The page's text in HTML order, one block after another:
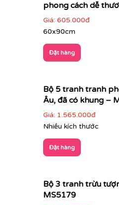
phong cách dễ
Giá: 605.000đ
60x90cm
Đặt hàng
Bộ 5 tranh tranh
Âu, đã có khung –
Giá: 1.565.000đ
Nhiều kích thước
Đặt hàng
Bộ 3 tranh trừu
MS5179